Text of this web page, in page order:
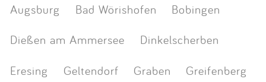
Augsburg Bad Wörishofen
Bobingen
Dießen am Ammersee
Dinkelscherben
Eresing
Geltendorf Graben
Greifenberg